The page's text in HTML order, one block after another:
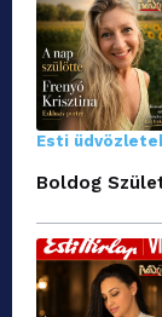
Esti
Boldog